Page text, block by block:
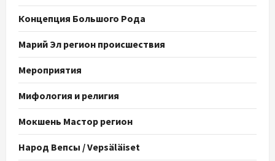
Концепция Большого Рода
Марий Эл регион происшествия
Мероприятия
Мифология и религия
Мокшень Мастор регион
Народ Вепсы / Vepsäläiset